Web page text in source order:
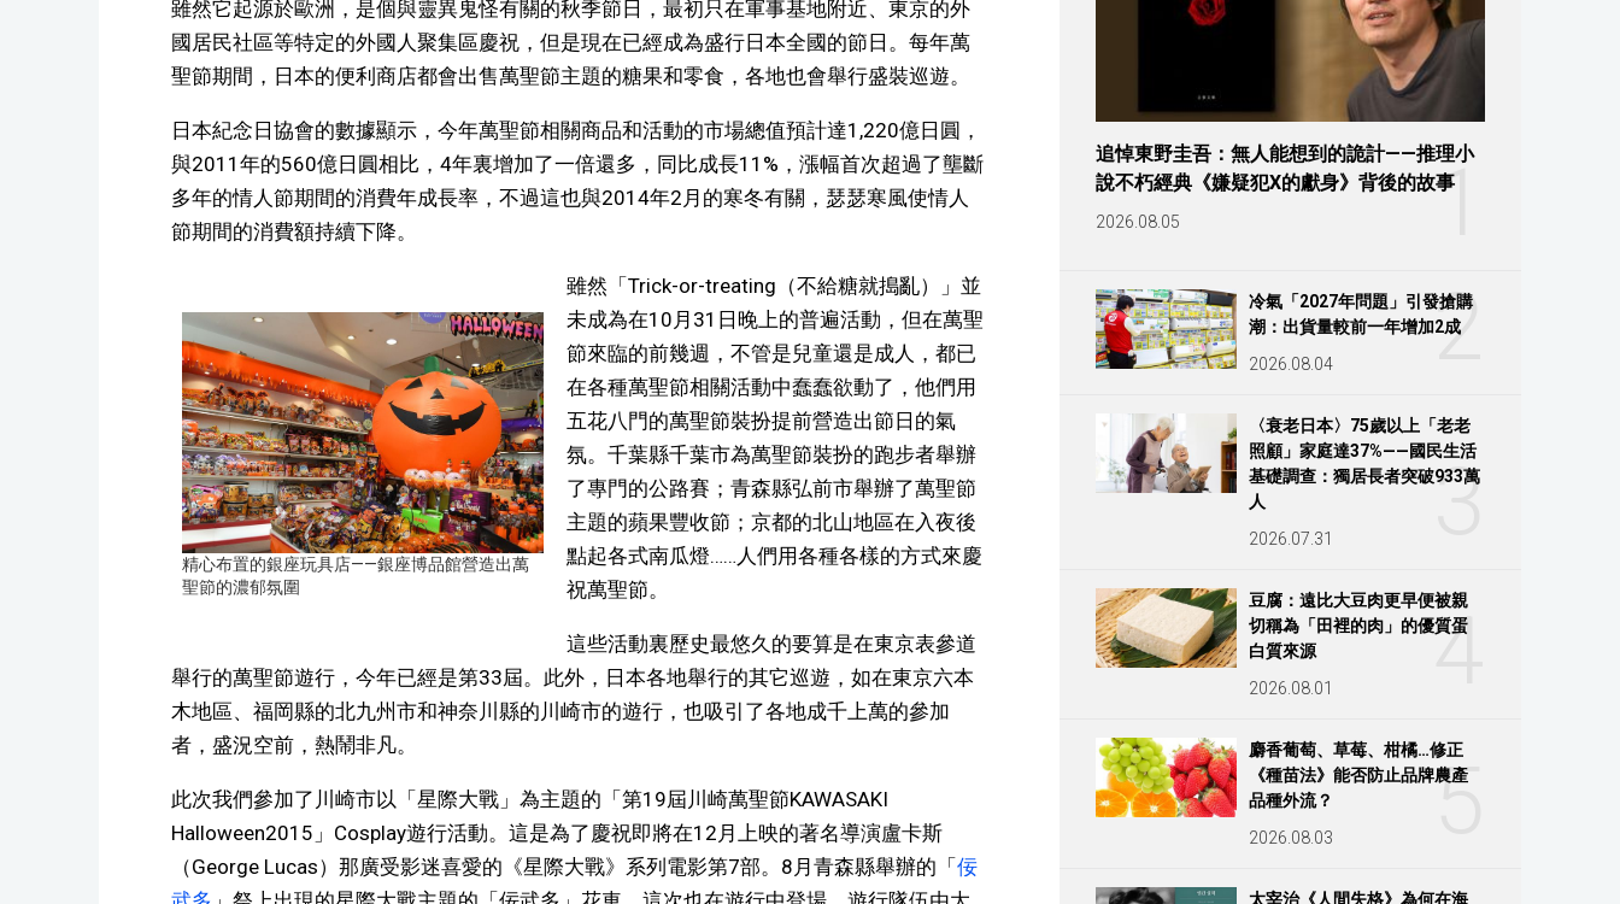
雖然它起源於歐洲，是個與靈異鬼怪有關的秋季節日，最初只在軍事基地附近、東京的外
國居民社區等特定的外國人聚集區慶祝，但是現在已經成為盛行日本全國的節日。每年萬
聖節期間，日本的便利商店都會出售萬聖節主題的糖果和零食，各地也會舉行盛裝巡遊。
日本紀念日協會的數據顯示，今年萬聖節相關商品和活動的市場總值預計達1,220億日圓，
與2011年的560億日圓相比，4年裏增加了一倍還多，同比成長11%，漲幅首次超過了壟斷
多年的情人節期間的消費年成長率，不過這也與2014年2月的寒冬有關，瑟瑟寒風使情人
節期間的消費額持續下降。
精心布置的銀座玩具店——銀座博品館營造出萬
聖節的濃郁氛圍
雖然「Trick-or-treating（不給糖就搗亂）」並
未成為在10月31日晚上的普遍活動，但在萬聖
節來臨的前幾週，不管是兒童還是成人，都已
在各種萬聖節相關活動中蠢蠢欲動了，他們用
五花八門的萬聖節裝扮提前營造出節日的氣
氛。千葉縣千葉市為萬聖節裝扮的跑步者舉辦
了專門的公路賽；青森縣弘前市舉辦了萬聖節
主題的蘋果豐收節；京都的北山地區在入夜後
點起各式南瓜燈……人們用各種各樣的方式來慶
祝萬聖節。
這些活動裏歷史最悠久的要算是在東京表參道
舉行的萬聖節遊行，今年已經是第33屆。此外，日本各地舉行的其它巡遊，如在東京六本
木地區、福岡縣的北九州市和神奈川縣的川崎市的遊行，也吸引了各地成千上萬的參加
者，盛況空前，熱鬧非凡。
此次我們參加了川崎市以「星際大戰」為主題的「第19屆川崎萬聖節KAWASAKI
Halloween2015」Cosplay遊行活動。這是為了慶祝即將在12月上映的著名導演盧卡斯
（George Lucas）那廣受影迷喜愛的《星際大戰》系列電影第7部。8月青森縣舉辦的「 佞
1
追悼東野圭吾：無人能想到的詭計——推理小
說不朽經典《嫌疑犯X的獻身》背後的故事
2026.08.05
2
冷氣「2027年問題」引發搶購
潮：出貨量較前一年增加2成
2026.08.04
3
〈衰老日本〉75歲以上「老老
照顧」家庭達37%——國民生活
基礎調查：獨居長者突破933萬
人
2026.07.31
4
豆腐：遠比大豆肉更早便被親
切稱為「田裡的肉」的優質蛋
白質來源
2026.08.01
5
麝香葡萄、草莓、柑橘…修正
《種苗法》能否防止品牌農產
品種外流？
2026.08.03
太宰治《人間失格》為何在海